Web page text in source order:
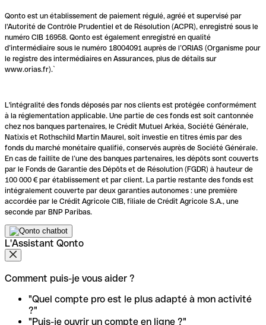
Qonto est un établissement de paiement régulé, agréé et supervisé par
l'Autorité de Contrôle Prudentiel et de Résolution (ACPR), enregistré sous le
numéro CIB 16958. Qonto est également enregistré en qualité
d’intermédiaire sous le numéro 18004091 auprès de l’ORIAS (Organisme pour
le registre des intermédiaires en Assurances, plus de détails sur
www.orias.fr).`
L'intégralité des fonds déposés par nos clients est protégée conformément
à la réglementation applicable. Une partie de ces fonds est soit cantonnée
chez nos banques partenaires, le Crédit Mutuel Arkéa, Société Générale,
Natixis et Rothschild Martin Maurel, soit investie en titres émis par des
fonds du marché monétaire qualifié, conservés auprès de Société Générale.
En cas de faillite de l’une des banques partenaires, les dépôts sont couverts
par le Fonds de Garantie des Dépôts et de Résolution (FGDR) à hauteur de
100 000 € par établissement et par client. La partie restante des fonds est
intégralement couverte par deux garanties autonomes : une première
accordée par le Crédit Agricole CIB, filiale de Crédit Agricole S.A., une
seconde par BNP Paribas.
L'Assistant Qonto
Comment puis-je vous aider ?
"Quel compte pro est le plus adapté à mon activité
?"
"Puis-je ouvrir un compte en ligne ?"